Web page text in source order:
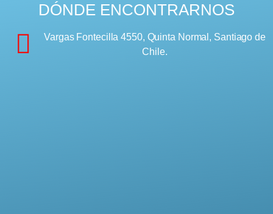
DÓNDE ENCONTRARNOS
Vargas Fontecilla 4550, Quinta Normal, Santiago de
Chile.